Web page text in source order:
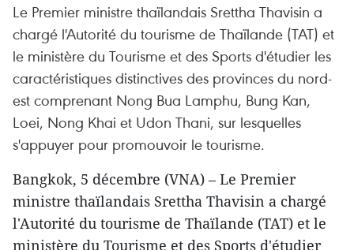
Le Premier ministre thaïlandais Srettha Thavisin a
chargé l'Autorité du tourisme de Thaïlande (TAT) et
le ministère du Tourisme et des Sports d'étudier les
caractéristiques distinctives des provinces du nord-
est comprenant Nong Bua Lamphu, Bung Kan,
Loei, Nong Khai et Udon Thani, sur lesquelles
s'appuyer pour promouvoir le tourisme.
Bangkok, 5 décembre (VNA) – Le Premier
ministre thaïlandais Srettha Thavisin a chargé
l'Autorité du tourisme de Thaïlande (TAT) et le
ministère du Tourisme et des Sports d'étudier